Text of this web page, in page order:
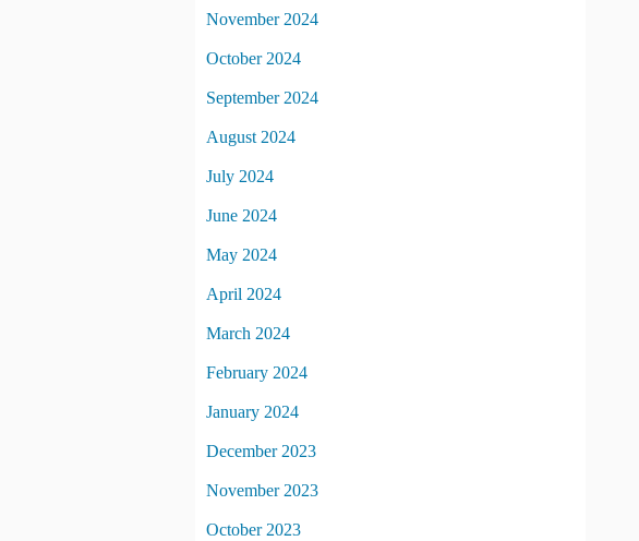
November 2024
October 2024
September 2024
August 2024
July 2024
June 2024
May 2024
April 2024
March 2024
February 2024
January 2024
December 2023
November 2023
October 2023